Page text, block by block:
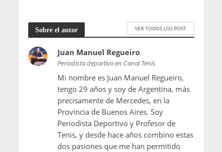
Sobre el autor VER TODOS LOS POST
Juan Manuel Regueiro
Periodista deportivo en Canal Tenis
Mi nombre es Juan Manuel Regueiro,
tengo 29 años y soy de Argentina, más
precisamente de Mercedes, en la
Provincia de Buenos Aires. Soy
Periodista Deportivo y Profesor de
Tenis, y desde hace años combino estas
dos pasiones que me han permitido